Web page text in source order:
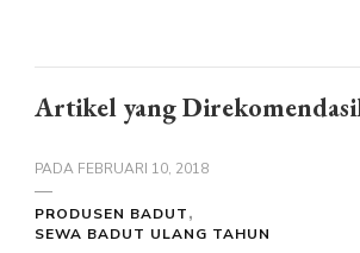
Artikel yang
PADA FEBRUARI 10, 2018
PRODUSEN BADUT
SEWA BADUT ULANG TAHUN